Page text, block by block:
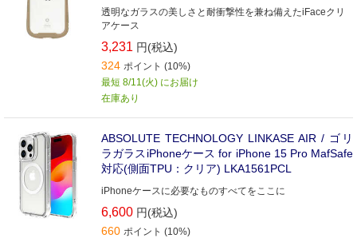
透明なガラスの美しさと耐衝撃性を兼ね備えたiFaceクリ
アケース
3,231 円(税込)
324 ポイント (10%)
最短 8/11(火) にお届け
在庫あり
ABSOLUTE TECHNOLOGY LINKASE AIR / ゴリ
ラガラスiPhoneケース for iPhone 15 Pro MafSafe
対応(側面TPU：クリア) LKA1561PCL
iPhoneケースに必要なものすべてをここに
6,600 円(税込)
660 ポイント (10%)